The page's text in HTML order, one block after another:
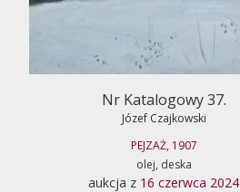
Nr Katalogowy 37.
Józef Czajkowski
PEJZAŻ, 1907
olej, deska
aukcja z 16 czerwca 2024